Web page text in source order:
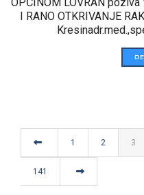
I RANO OTKRIVANJE
1 2 3
141